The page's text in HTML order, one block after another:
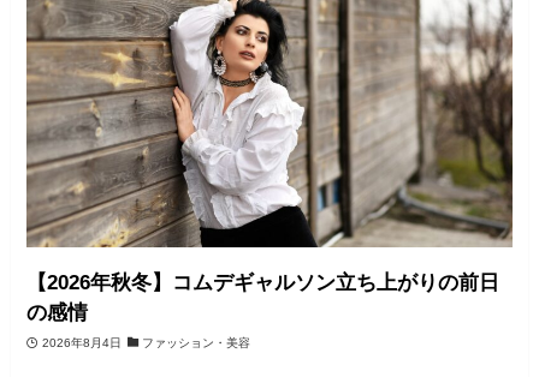
【2026年秋冬】コムデギャルソン立ち上がりの前日
の感情
2026年8月4日 ファッション・美容